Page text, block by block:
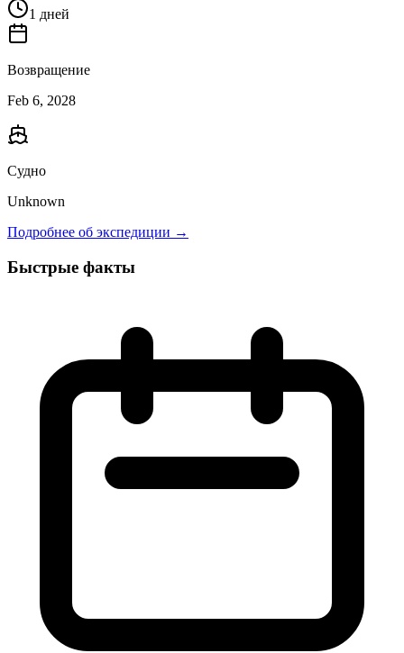
1 дней
Возвращение
Feb 6, 2028
Судно
Unknown
Подробнее об экспедиции →
Быстрые факты